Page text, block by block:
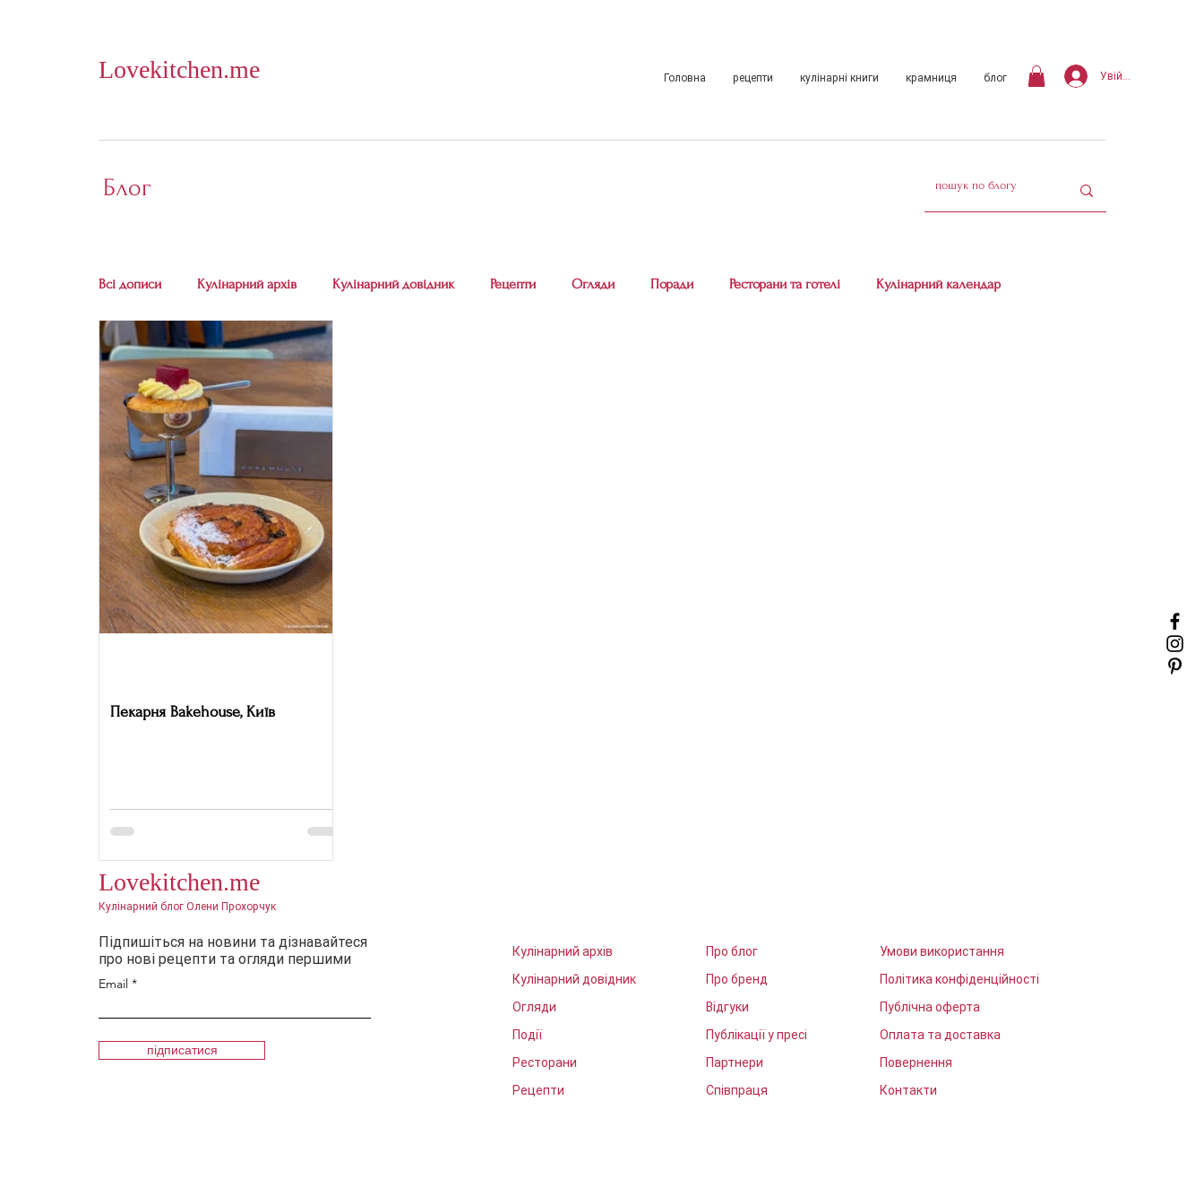
Lovekitchen.me блог
крамниця
кулінарні книги
рецепти
Головна Увійти
Блог
Всі дописи Кулінарний архів Кулінарний довідник Рецепти Огляди Поради Ресторани та готелі Кулінарний календар
Пекарня Bakehouse, Київ
Lovekitchen.me
Кулінарний блог Олени Прохорчук
Підпишіться на новини та дізнавайтеся
про нові рецепти та огляди першими
Email
підписатися
Кулінарний архів
Кулінарний довідник
Огляди
Події
Ресторани
Рецепти
Про блог
Про бренд
Відгуки
Публікації у пресі
Партнери
Співпраця
Умови використання
Політика конфіденційності
Публічна оферта
Оплата та доставка
Повернення
Контакти